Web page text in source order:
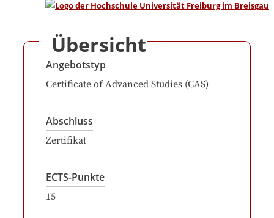
Übersicht
Angebotstyp
Certificate of Advanced Studies (CAS)
Abschluss
Zertifikat
ECTS-Punkte
15